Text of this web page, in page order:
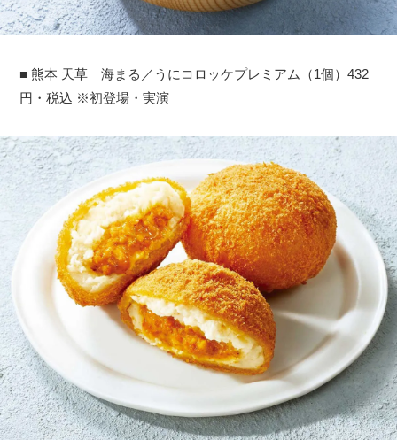
■ 熊本 天草 海まる／うにコロッケプレミアム（1個）432
円・税込 ※初登場・実演